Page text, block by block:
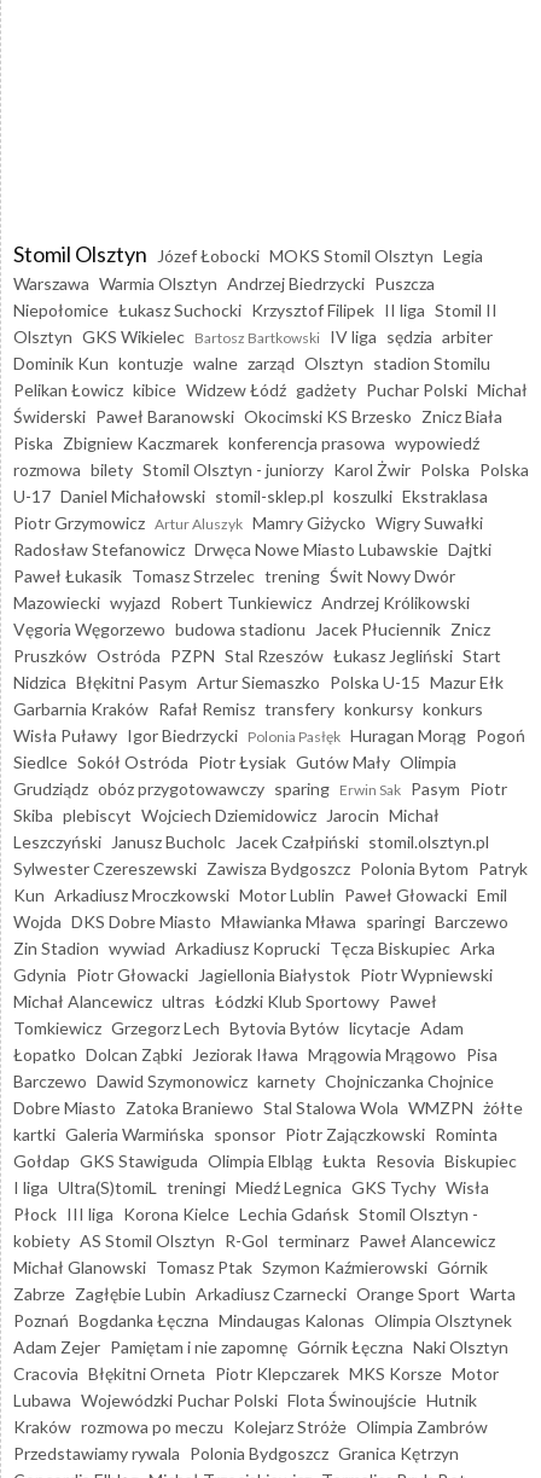
Stomil Olsztyn Józef Łobocki MOKS Stomil Olsztyn Legia
Warszawa Warmia Olsztyn Andrzej Biedrzycki Puszcza
Niepołomice Łukasz Suchocki Krzysztof Filipek II liga Stomil II
Olsztyn GKS Wikielec Bartosz Bartkowski IV liga sędzia arbiter
Dominik Kun kontuzje walne zarząd Olsztyn stadion Stomilu
Pelikan Łowicz kibice Widzew Łódź gadżety Puchar Polski Michał
Świderski Paweł Baranowski Okocimski KS Brzesko Znicz Biała
Piska Zbigniew Kaczmarek konferencja prasowa wypowiedź
rozmowa bilety Stomil Olsztyn - juniorzy Karol Żwir Polska Polska
U-17 Daniel Michałowski stomil-sklep.pl koszulki Ekstraklasa
Piotr Grzymowicz Artur Aluszyk Mamry Giżycko Wigry Suwałki
Radosław Stefanowicz Drwęca Nowe Miasto Lubawskie Dajtki
Paweł Łukasik Tomasz Strzelec trening Świt Nowy Dwór
Mazowiecki wyjazd Robert Tunkiewicz Andrzej Królikowski
Vęgoria Węgorzewo budowa stadionu Jacek Płuciennik Znicz
Pruszków Ostróda PZPN Stal Rzeszów Łukasz Jegliński Start
Nidzica Błękitni Pasym Artur Siemaszko Polska U-15 Mazur Ełk
Garbarnia Kraków Rafał Remisz transfery konkursy konkurs
Wisła Puławy Igor Biedrzycki Polonia Pasłęk Huragan Morąg Pogoń
Siedlce Sokół Ostróda Piotr Łysiak Gutów Mały Olimpia
Grudziądz obóz przygotowawczy sparing Erwin Sak Pasym Piotr
Skiba plebiscyt Wojciech Dziemidowicz Jarocin Michał
Leszczyński
Janusz Bucholc Jacek Czałpiński stomil.olsztyn.pl
Sylwester Czereszewski Zawisza Bydgoszcz Polonia Bytom Patryk
Kun Arkadiusz Mroczkowski Motor Lublin Paweł Głowacki Emil
Wojda DKS Dobre Miasto Mławianka Mława sparingi Barczewo
Zin Stadion wywiad Arkadiusz Koprucki Tęcza Biskupiec Arka
Gdynia Piotr Głowacki Jagiellonia Białystok Piotr Wypniewski
Michał Alancewicz ultras Łódzki Klub Sportowy Paweł
Tomkiewicz Grzegorz Lech Bytovia Bytów licytacje Adam
Łopatko Dolcan Ząbki Jeziorak Iława Mrągowia Mrągowo Pisa
Barczewo Dawid Szymonowicz karnety Chojniczanka Chojnice
Dobre Miasto Zatoka Braniewo Stal Stalowa Wola WMZPN żółte
kartki Galeria Warmińska sponsor Piotr Zajączkowski Rominta
Gołdap GKS Stawiguda Olimpia Elbląg Łukta Resovia Biskupiec
I liga Ultra(S)tomiL treningi Miedź Legnica GKS Tychy Wisła
Płock III liga Korona Kielce Lechia Gdańsk Stomil Olsztyn -
kobiety AS Stomil Olsztyn R-Gol terminarz Paweł Alancewicz
Michał Glanowski Tomasz Ptak Szymon Kaźmierowski Górnik
Zabrze Zagłębie Lubin Arkadiusz Czarnecki Orange Sport Warta
Poznań Bogdanka Łęczna Mindaugas Kalonas Olimpia Olsztynek
Adam Zejer Pamiętam i nie zapomnę Górnik Łęczna Naki Olsztyn
Cracovia Błękitni Orneta Piotr Klepczarek MKS Korsze Motor
Lubawa Wojewódzki Puchar Polski Flota Świnoujście Hutnik
Kraków rozmowa po meczu Kolejarz Stróże Olimpia Zambrów
Przedstawiamy rywala Polonia Bydgoszcz Granica Kętrzyn